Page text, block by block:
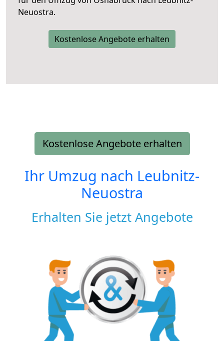
Neuostra.
Kostenlose Angebote erhalten
Kostenlose Angebote erhalten
Ihr Umzug nach Leubnitz-
Neuostra
Erhalten Sie jetzt Angebote